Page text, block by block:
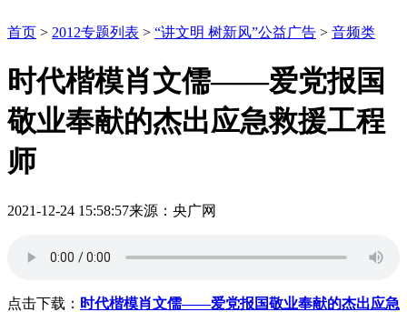
首页 > 2012专题列表 > “讲文明 树新风”公益广告 > 音频类
时代楷模肖文儒——爱党报国
敬业奉献的杰出应急救援工程
师
2021-12-24 15:58:57来源：央广网
点击下载： 时代楷模肖文儒——爱党报国敬业奉献的杰出应急